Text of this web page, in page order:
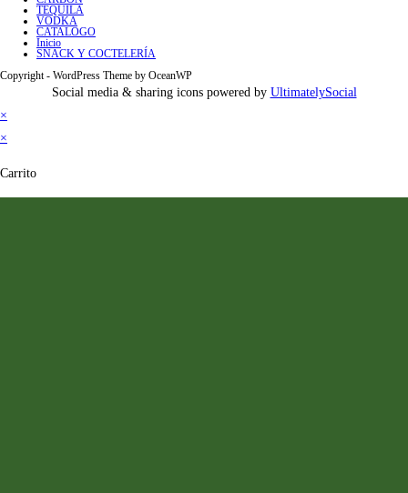
TEQUILA
VODKA
CATALOGO
Inicio
SNACK Y COCTELERÍA
Copyright - WordPress Theme by OceanWP
Social media & sharing icons powered by UltimatelySocial
×
×
Carrito